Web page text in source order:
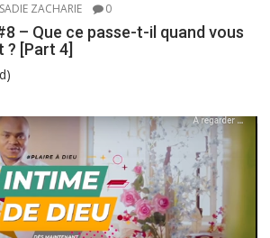
ZACHARIE 0
– Que ce passe-t-il quand vous
[Part 4]